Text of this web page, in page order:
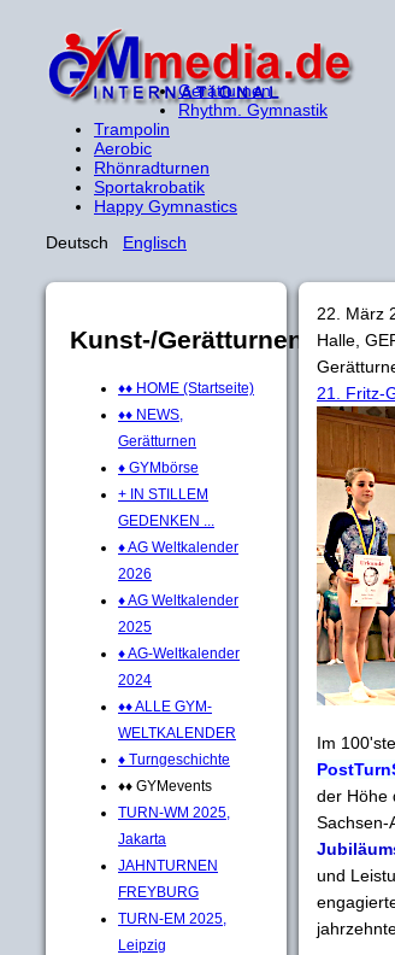
Gerätturnen
Rhythm. Gymnastik
Trampolin
Aerobic
Rhönradturnen
Sportakrobatik
Happy Gymnastics
Deutsch Englisch
Kunst-/Gerätturnen
♦♦ HOME (Startseite)
♦♦ NEWS,
Gerätturnen
♦ GYMbörse
+ IN STILLEM
GEDENKEN ...
♦ AG Weltkalender
2026
♦ AG Weltkalender
2025
♦ AG-Weltkalender
2024
♦♦ ALLE GYM-
WELTKALENDER
♦ Turngeschichte
♦♦ GYMevents
TURN-WM 2025,
Jakarta
JAHNTURNEN
FREYBURG
TURN-EM 2025,
Leipzig
22. März
Halle,
21. Fritz-
Im
der Höhe
Sachsen-
und